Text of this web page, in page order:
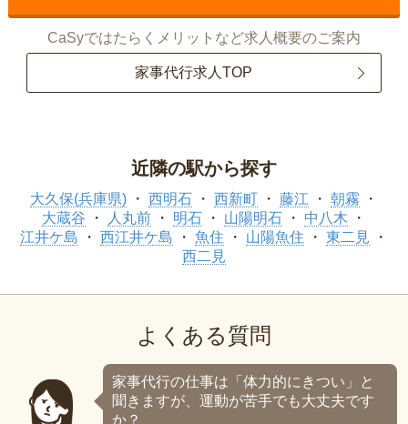
CaSyではたらくメリットなど求人概要のご案内
家事代行求人TOP
近隣の駅から探す
大久保(兵庫県) 西明石 西新町 藤江
朝霧
大蔵谷
人丸前 明石 山陽明石
中八木
江井ケ島
西江井ケ島 魚住 山陽魚住
東二見
西二見
よくある質問
家事代行の仕事は「体力的にきつい」と
聞きますが、運動が苦手でも大丈夫です
か？